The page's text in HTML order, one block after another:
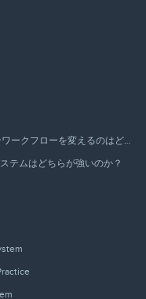
UXPin Forge vs Figma MCP：AI時代のデザインワークフローを変えるのはどちらか？
テムはどちらが強いのか？